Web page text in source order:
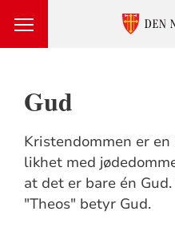
Gud
Kristendommen er
likhet med
at det er bare én
"Theos" betyr Gud.